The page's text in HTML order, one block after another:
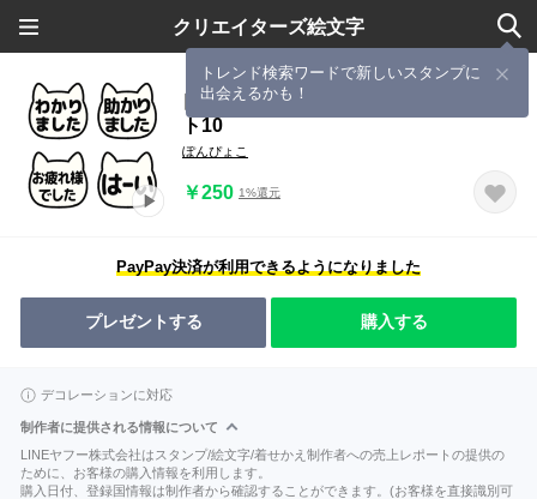
クリエイターズ絵文字
トレンド検索ワードで新しいスタンプに
出会えるかも！
▶︎動く！ゆるねこハンコ。定番テキス
ト10
ぽんぴょこ
￥250 1%還元
PayPay決済が利用できるようになりました
プレゼントする 購入する
デコレーションに対応
制作者に提供される情報について
LINEヤフー株式会社はスタンプ/絵文字/着せかえ制作者への売上レポートの提供の
ために、お客様の購入情報を利用します。
購入日付、登録国情報は制作者から確認することができます。(お客様を直接識別可